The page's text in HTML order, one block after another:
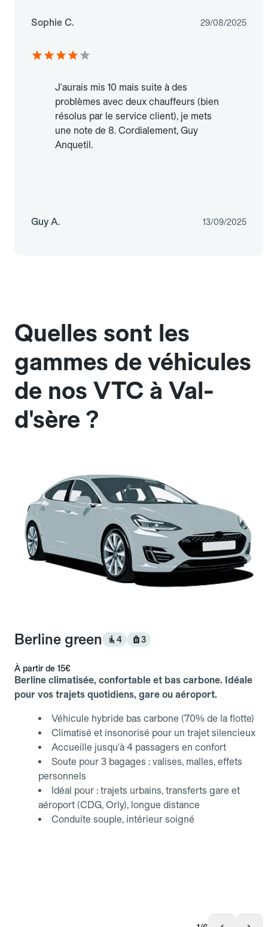
Sophie C. 29/08/2025
J'aurais mis 10 mais suite à des
problèmes avec deux chauffeurs (bien
résolus par le service client), je mets
une note de 8. Cordialement, Guy
Anquetil.
Guy A. 13/09/2025
Quelles sont les
gammes de véhicules
de nos VTC à Val-
d'sère ?
Berline green 4 3
À partir de 15€
Berline climatisée, confortable et bas carbone. Idéale
pour vos trajets quotidiens, gare ou aéroport.
Véhicule hybride bas carbone (70% de la flotte)
Climatisé et insonorisé pour un trajet silencieux
Accueille jusqu'à 4 passagers en confort
Soute pour 3 bagages : valises, malles, effets
personnels
Idéal pour : trajets urbains, transferts gare et
aéroport (CDG, Orly), longue distance
Conduite souple, intérieur soigné